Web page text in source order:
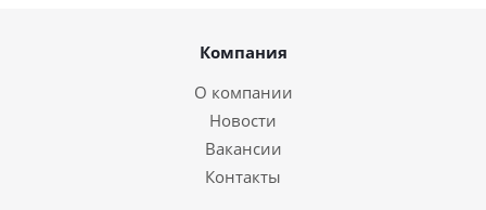
Компания
О компании
Новости
Вакансии
Контакты